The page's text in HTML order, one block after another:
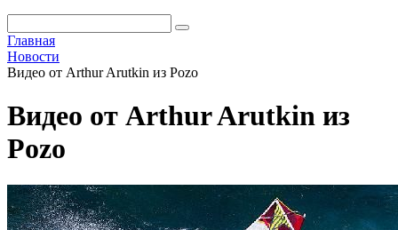
Главная
Новости
Видео от Arthur Arutkin из Pozo
Видео от Arthur Arutkin из
Pozo